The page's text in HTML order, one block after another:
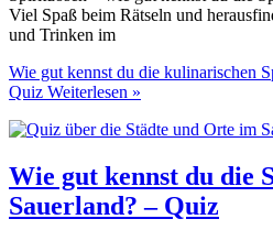
Viel Spaß beim Rätseln und
und Trinken im
Wie gut kennst du die kulinarischen
Quiz Weiterlesen »
Wie gut kennst du die
Sauerland? – Quiz